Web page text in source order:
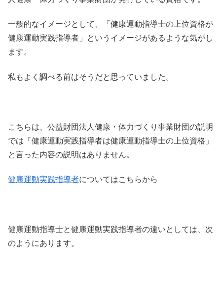
一般的なイメージとして、「健康運動指導士の上位資格が
健康運動実践指導者」というイメージがあるような気がし
ます。
私もよく調べる前はそうだと思っていました。
こちらは、公益財団法人健康・体力づくり事業財団の説明
では「健康運動実践指導者は健康運動指導士の上位資格」
と言った内容の説明はありません。
健康運動実践指導者についてはこちらから
健康運動指導士と健康運動実践指導者の違いとしては、次
のようにあります。